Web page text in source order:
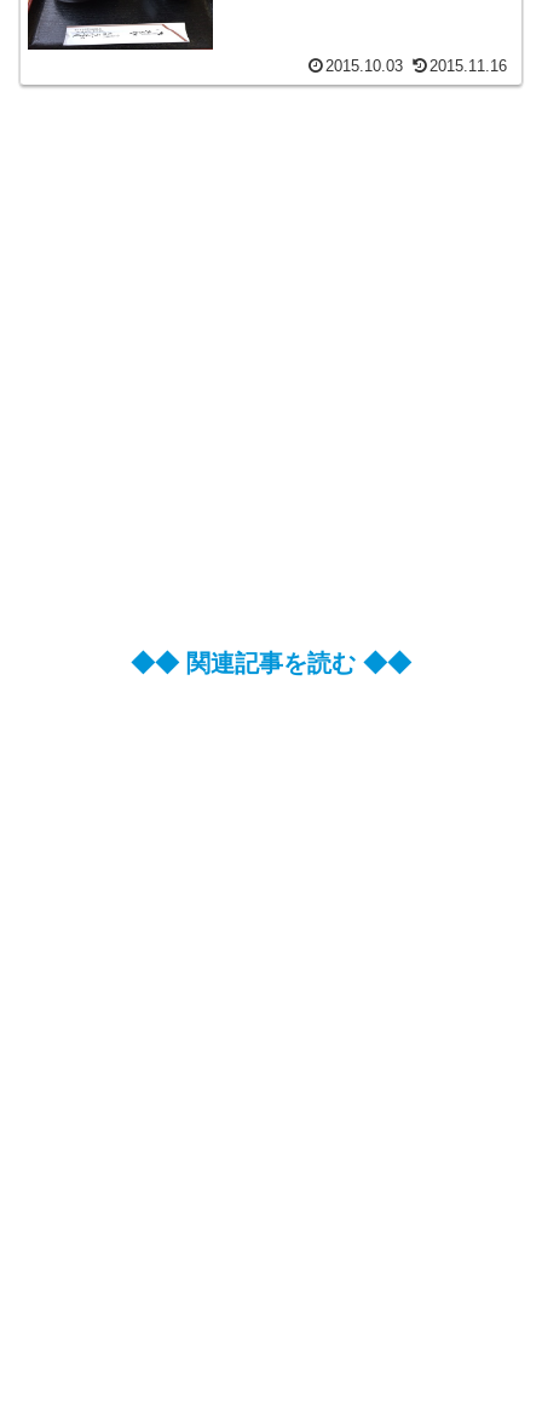
2015.10.03 2015.11.16
◆◆ 関連記事を読む ◆◆